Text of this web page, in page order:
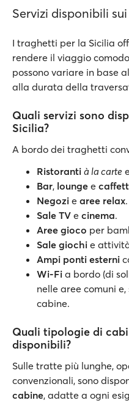
Servizi disponibili
I traghetti per la Sicilia
rendere il viaggio
possono variare in base
alla durata della
Quali servizi sono
Sicilia?
A bordo dei traghetti
Ristoranti à la carte
Bar, lounge e
Negozi e aree relax.
Sale TV e cinema.
Aree gioco per
Sale giochi e
Ampi ponti esterni
Wi-Fi a bordo (di
nelle aree comuni
cabine.
Quali tipologie di
disponibili?
Sulle tratte più lunghe,
convenzionali, sono
cabine, adatte a ogni